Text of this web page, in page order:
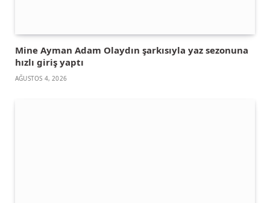
Mine Ayman Adam Olaydın şarkısıyla yaz sezonuna
hızlı giriş yaptı
AĞUSTOS 4, 2026